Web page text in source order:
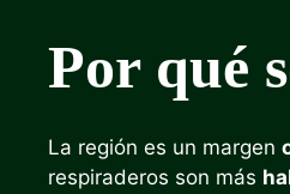
Por qué
La región es un margen
respiraderos son más